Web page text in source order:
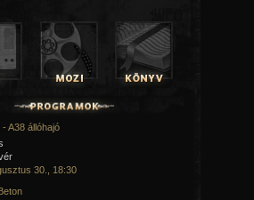
A38 állóhajó
30., 18:30